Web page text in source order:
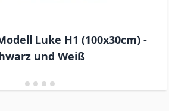
Luke H1 (100x30cm) -
und Weiß